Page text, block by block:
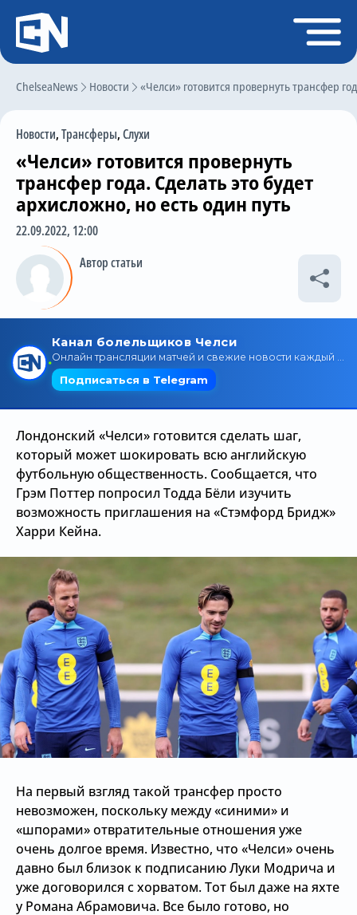
ChelseaNews Новости «Челси» готовится провернуть трансфер
Новости,Трансферы,Слухи
«Челси» готовится провернуть
трансфер года. Сделать это будет
архисложно, но есть один путь
22.09.2022, 12:00
Автор статьи
Лондонский «Челси» готовится сделать шаг,
который может шокировать всю английскую
футбольную общественность. Сообщается, что
Грэм Поттер попросил Тодда Бёли изучить
возможность приглашения на «Стэмфорд Бридж»
Харри Кейна.
На первый взгляд такой трансфер просто
невозможен, поскольку между «синими» и
«шпорами» отвратительные отношения уже
очень долгое время. Известно, что «Челси» очень
давно был близок к подписанию Луки Модрича и
уже договорился с хорватом. Тот был даже на яхте
у Романа Абрамовича. Все было готово, но
Регистрация
Главная
Чат
Трансферы
Слухи
История Челси
Статистика
Календарь игр
Поиск по сайту
Трансляции
О сайте
Контакты